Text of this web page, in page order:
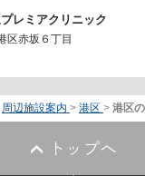
レミアクリニック
区赤坂６丁目
周辺施設案内 > 港区 > 港区
トップへ